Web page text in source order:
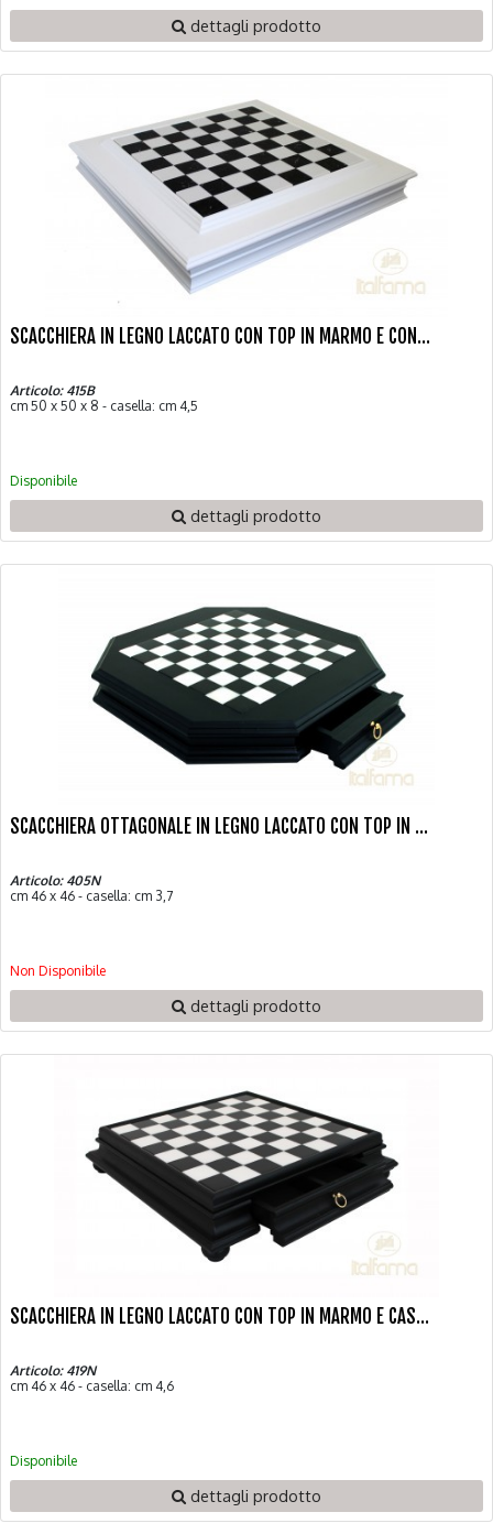
dettagli prodotto
SCACCHIERA IN LEGNO LACCATO CON TOP IN MARMO E CON...
Articolo: 415B
cm 50 x 50 x 8 - casella: cm 4,5
Disponibile
dettagli prodotto
SCACCHIERA OTTAGONALE IN LEGNO LACCATO CON TOP IN ...
Articolo: 405N
cm 46 x 46 - casella: cm 3,7
Non Disponibile
dettagli prodotto
SCACCHIERA IN LEGNO LACCATO CON TOP IN MARMO E CAS...
Articolo: 419N
cm 46 x 46 - casella: cm 4,6
Disponibile
dettagli prodotto